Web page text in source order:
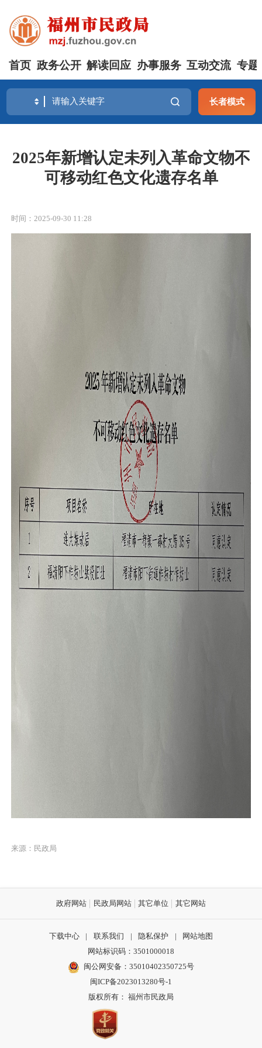
首页 政务公开 解读回应 办事服务 互动交流 专题
长者模式
2025年新增认定未列入革命文物不
可移动红色文化遗存名单
时间：2025-09-30 11:28
来源：民政局
政府网站 民政局网站 其它单位 其它网站
下载中心 | 联系我们 | 隐私保护 |
网站地图
网站标识码：3501000018
闽公网安备：35010402350725号
闽ICP备2023013280号-1
版权所有： 福州市民政局